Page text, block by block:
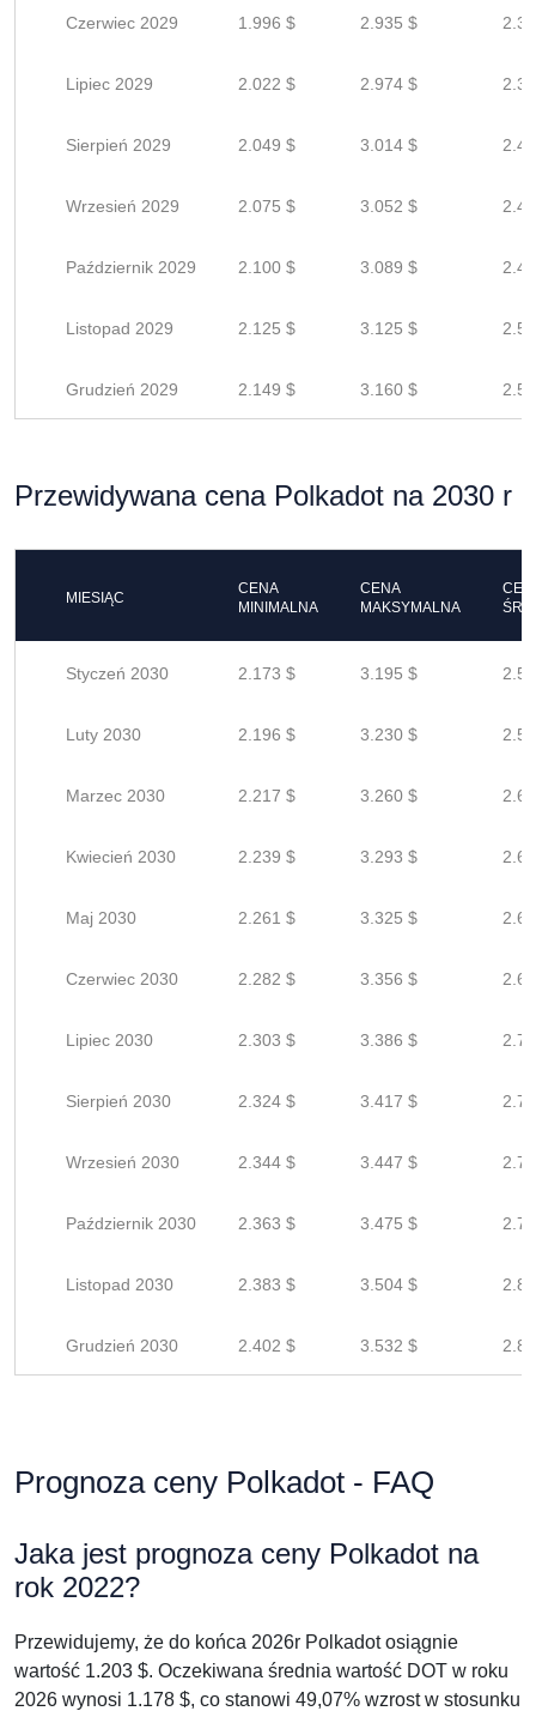
Czerwiec 2029 1.996 $ 2.935 $
Lipiec 2029 2.022 $ 2.974 $
Sierpień 2029 2.049 $ 3.014 $
Wrzesień 2029 2.075 $ 3.052 $
Październik 2029 2.100 $ 3.089 $
Listopad 2029 2.125 $ 3.125 $
Grudzień 2029 2.149 $ 3.160 $
Przewidywana cena Polkadot na 2030 r
MIESIĄC
CENA
MINIMALNA
CENA
MAKSYMALNA
Styczeń 2030 2.173 $ 3.195 $
Luty 2030 2.196 $ 3.230 $
Marzec 2030 2.217 $ 3.260 $
Kwiecień 2030 2.239 $ 3.293 $
Maj 2030 2.261 $ 3.325 $
Czerwiec 2030 2.282 $ 3.356 $
Lipiec 2030 2.303 $ 3.386 $
Sierpień 2030 2.324 $ 3.417 $
Wrzesień 2030 2.344 $ 3.447 $
Październik 2030 2.363 $ 3.475 $
Listopad 2030 2.383 $ 3.504 $
Grudzień 2030 2.402 $ 3.532 $
Prognoza ceny Polkadot - FAQ
Jaka jest prognoza ceny Polkadot na
rok 2022?
Przewidujemy, że do końca 2026r Polkadot osiągnie
wartość 1.203 $. Oczekiwana średnia wartość DOT w roku
2026 wynosi 1.178 $, co stanowi 49,07% wzrost w stosunku